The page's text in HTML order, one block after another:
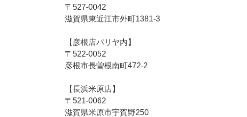
〒527-0042
滋賀県東近江市外町1381-3
【彦根店パリヤ内】
〒522-0052
彦根市長曽根南町472-2
【長浜米原店】
〒521-0062
滋賀県米原市宇賀野250